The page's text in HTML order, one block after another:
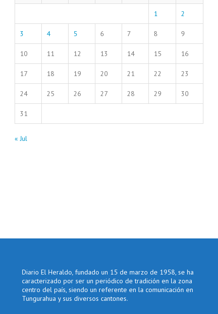
1 2
3 4 5 6 7 8 9
10 11 12 13 14 15 16
17 18 19 20 21 22 23
24 25 26 27 28 29 30
31
« Jul
Diario El Heraldo, fundado un 15 de marzo de 1958, se ha
caracterizado por ser un periódico de tradición en la zona
centro del país, siendo un referente en la comunicación en
Tungurahua y sus diversos cantones.